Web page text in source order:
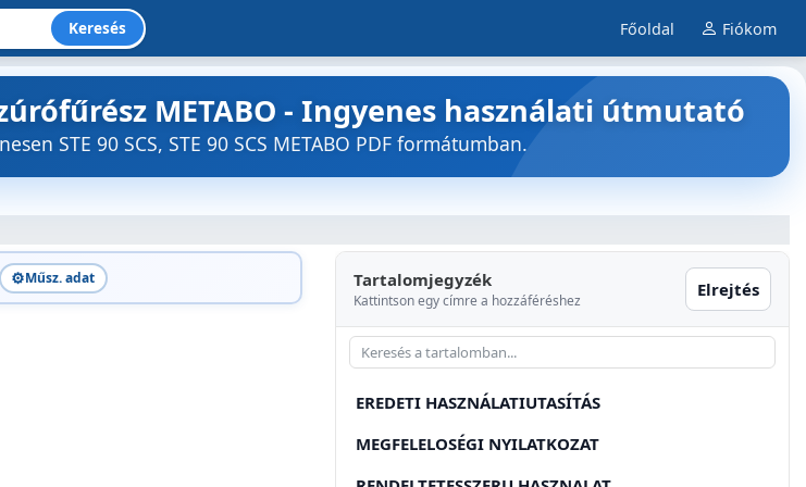
Keresés Főoldal Fiókom
Szúrófűrész METABO - Ingyenes használati útmutató
STE 90 SCS, STE 90 SCS METABO PDF formátumban.
⚙️Műsz. adat Tartalomjegyzék
Kattintson egy címre a hozzáféréshez
Elrejtés
EREDETI HASZNÁLATIUTASÍTÁS
MEGFELELOSÉGI NYILATKOZAT